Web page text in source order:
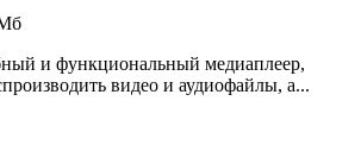
и функциональный медиаплеер,
видео и аудиофайлы, а...